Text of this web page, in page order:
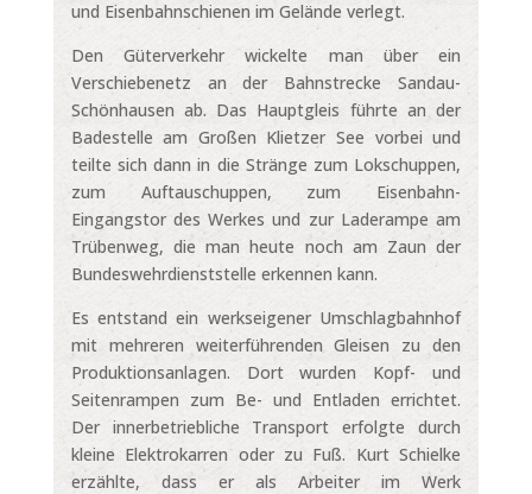
und Eisenbahnschienen im Gelände verlegt.
Den Güterverkehr wickelte man über ein
Verschiebenetz an der Bahnstrecke Sandau-
Schönhausen ab. Das Hauptgleis führte an der
Badestelle am Großen Klietzer See vorbei und
teilte sich dann in die Stränge zum Lokschuppen,
zum Auftauschuppen, zum Eisenbahn-
Eingangstor des Werkes und zur Laderampe am
Trübenweg, die man heute noch am Zaun der
Bundeswehrdienststelle erkennen kann.
Es entstand ein werkseigener Umschlagbahnhof
mit mehreren weiterführenden Gleisen zu den
Produktionsanlagen. Dort wurden Kopf- und
Seitenrampen zum Be- und Entladen errichtet.
Der innerbetriebliche Transport erfolgte durch
kleine Elektrokarren oder zu Fuß. Kurt Schielke
erzählte, dass er als Arbeiter im Werk